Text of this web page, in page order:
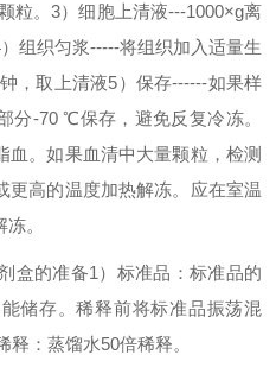
粒。3）细胞上清液---1000×g离
组织匀浆-----将组织加入适量生
，取上清液5）保存------如果样
分-70 ℃保存，避免反复冷冻。
血。如果血清中大量颗粒，检测
高的温度加热解冻。应在室温
。
盒的准备1）标准品：标准品的
储存。稀释前将标准品振荡混
：蒸馏水50倍稀释。